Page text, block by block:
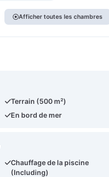
Afficher toutes les chambres
Terrain (500 m²)
En bord de mer
Chauffage de la piscine
(Including)